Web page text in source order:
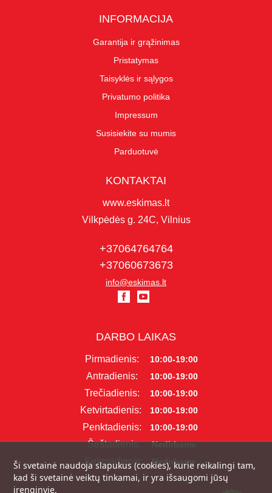
INFORMACIJA
Garantija ir grąžinimas
Pristatymas
Taisyklės ir sąlygos
Privatumo politika
Impressum
Susisiekite su mumis
Parduotuvė
KONTAKTAI
www.eskimas.lt
Vilkpėdės g. 24C, Vilnius
+37064764764
+37060673673
info@eskimas.lt
DARBO LAIKAS
Pirmadienis: 10:00-19:00
Antradienis: 10:00-19:00
Trečiadienis: 10:00-19:00
Ketvirtadienis: 10:00-19:00
Penktadienis: 10:00-19:00
Šeštadienis: Nedirbame
Sekmadienis: Nedirbame
Ši svetainė naudoja slapukus (cookies), kurie reikalingi tam,
kad ši svetainė veiktų tinkamai, ir yra išsaugomi jūsų
įrenginyje.